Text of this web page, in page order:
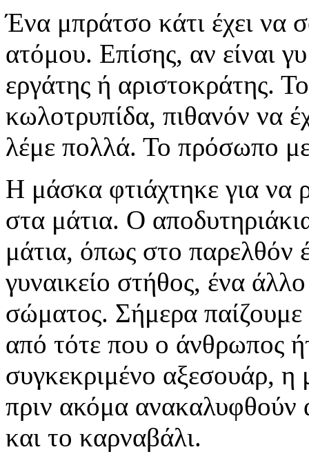
Ένα μπράτσο κάτι έχει να
ατόμου. Επίσης, αν είναι
εργάτης ή αριστοκράτης.
κωλοτρυπίδα, πιθανόν να
λέμε πολλά. Το πρόσωπο
Η μάσκα φτιάχτηκε για να
στα μάτια. Ο
μάτια, όπως στο παρελθόν
γυναικείο στήθος, ένα
σώματος. Σήμερα παίζουμε
από τότε που ο άνθρωπος
συγκεκριμένο αξεσουάρ, η
πριν ακόμα ανακαλυφθούν
και το καρναβάλι.